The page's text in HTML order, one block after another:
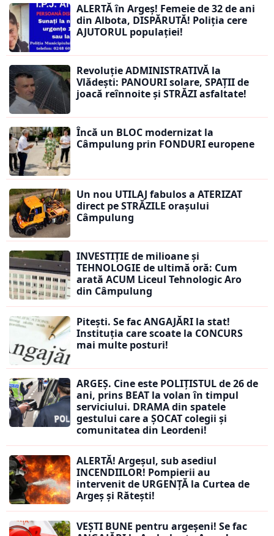
ALERTĂ în Argeș! Femeie de 32 de ani
din Albota, DISPĂRUTĂ! Poliția cere
AJUTORUL populației!
Revoluție ADMINISTRATIVĂ la
Vlădești: PANOURI solare, SPAȚII de
joacă reînnoite și STRĂZI asfaltate!
Încă un BLOC modernizat la
Câmpulung prin FONDURI europene
Un nou UTILAJ fabulos a ATERIZAT
direct pe STRĂZILE orașului
Câmpulung
INVESTIȚIE de milioane și
TEHNOLOGIE de ultimă oră: Cum
arată ACUM Liceul Tehnologic Aro
din Câmpulung
Pitești. Se fac ANGAJĂRI la stat!
Instituția care scoate la CONCURS
mai multe posturi!
ARGEȘ. Cine este POLIȚISTUL de 26 de
ani, prins BEAT la volan în timpul
serviciului. DRAMA din spatele
gestului care a ȘOCAT colegii și
comunitatea din Leordeni!
ALERTĂ! Argeșul, sub asediul
INCENDIILOR! Pompierii au
intervenit de URGENȚĂ la Curtea de
Argeș și Rătești!
VEȘTI BUNE pentru argeșeni! Se fac